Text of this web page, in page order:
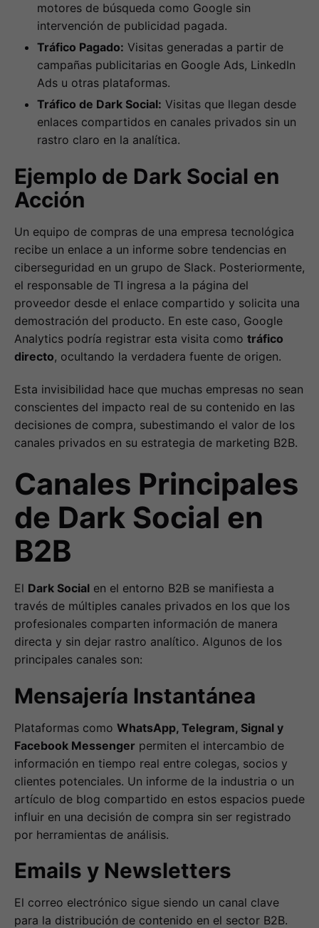
motores de búsqueda como Google sin
intervención de publicidad pagada.
Tráfico Pagado: Visitas generadas a partir de
campañas publicitarias en Google Ads, LinkedIn
Ads u otras plataformas.
Tráfico de Dark Social: Visitas que llegan desde
enlaces compartidos en canales privados sin un
rastro claro en la analítica.
Ejemplo de Dark Social en
Acción
Un equipo de compras de una empresa tecnológica
recibe un enlace a un informe sobre tendencias en
ciberseguridad en un grupo de Slack. Posteriormente,
el responsable de TI ingresa a la página del
proveedor desde el enlace compartido y solicita una
demostración del producto. En este caso, Google
Analytics podría registrar esta visita como tráfico
directo, ocultando la verdadera fuente de origen.
Esta invisibilidad hace que muchas empresas no sean
conscientes del impacto real de su contenido en las
decisiones de compra, subestimando el valor de los
canales privados en su estrategia de marketing B2B.
Canales Principales
de Dark Social en
B2B
El Dark Social en el entorno B2B se manifiesta a
través de múltiples canales privados en los que los
profesionales comparten información de manera
directa y sin dejar rastro analítico. Algunos de los
principales canales son:
Mensajería Instantánea
Plataformas como WhatsApp, Telegram, Signal y
Facebook Messenger permiten el intercambio de
información en tiempo real entre colegas, socios y
clientes potenciales. Un informe de la industria o un
artículo de blog compartido en estos espacios puede
influir en una decisión de compra sin ser registrado
por herramientas de análisis.
Emails y Newsletters
El correo electrónico sigue siendo un canal clave
para la distribución de contenido en el sector B2B.